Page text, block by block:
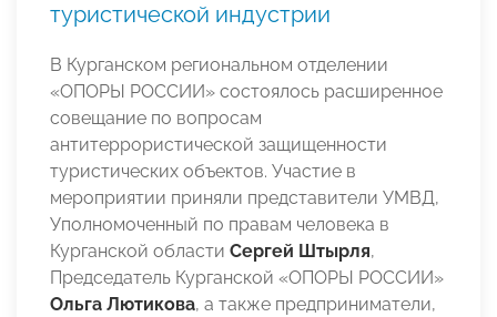
туристической индустрии
В Курганском региональном отделении
«ОПОРЫ РОССИИ» состоялось расширенное
совещание по вопросам
антитеррористической защищенности
туристических объектов. Участие в
мероприятии приняли представители УМВД,
Уполномоченный по правам человека в
Курганской области Сергей Штырля,
Председатель Курганской «ОПОРЫ РОССИИ»
Ольга Лютикова, а также предприниматели,